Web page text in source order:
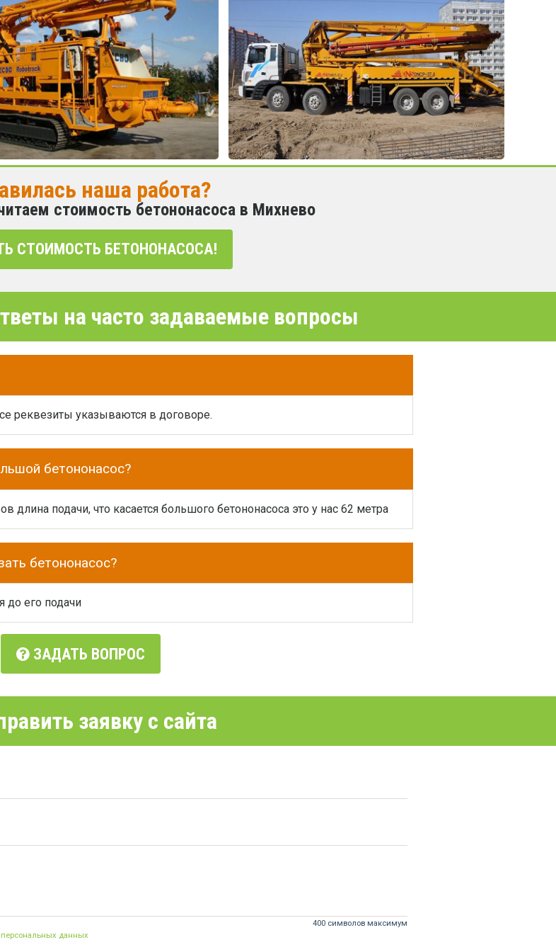
наша работа?
стоимость бетононасоса в Михнево
СТОИМОСТЬ БЕТОНОНАСОСА!
на часто задаваемые вопросы
реквезиты указываются в договоре.
бетононасос?
длина подачи, что касается большого бетононасоса это у нас 62 метра
бетононасос?
до его подачи
ЗАДАТЬ ВОПРОС
заявку с сайта
400 символов максимум
персональных данных